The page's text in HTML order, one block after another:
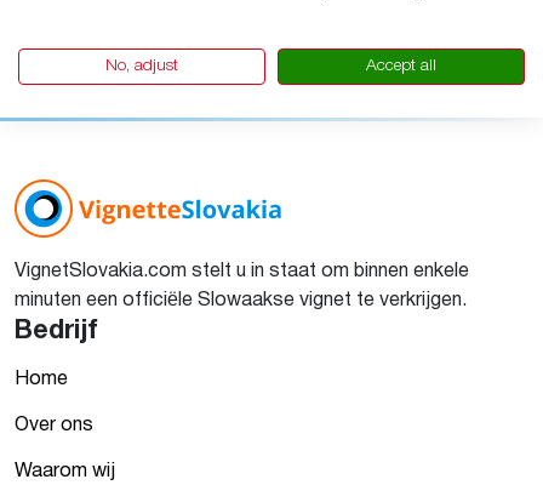
VignetSlovakia.com stelt u in staat om binnen enkele
minuten een officiële Slowaakse vignet te verkrijgen.
Bedrijf
Home
Over ons
Waarom wij
No, adjust Accept all